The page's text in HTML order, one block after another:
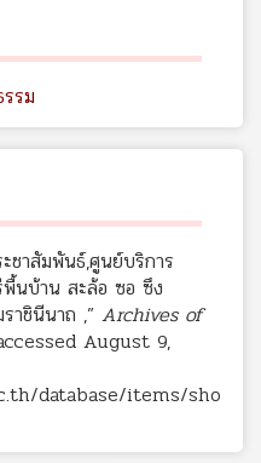
รม
ชาสัมพันธ์,ศูนย์บริการ
พื้นบ้าน สะล้อ ซอ ซึง
าชินีนาถ ,” Archives of
August 9,
database/items/sho